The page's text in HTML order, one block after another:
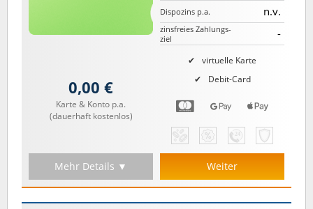
virtuelle Karte
Debit-Card
Dispozins p.a. n.v.
zinsfreies Zahlungs­
ziel
-
0,00 €
Karte & Konto p.a.
(dauerhaft kostenlos)
Mehr Details ▼ Weiter